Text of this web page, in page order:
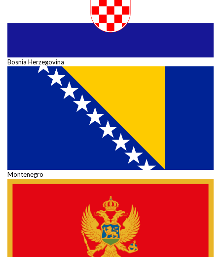
Bosnia Herzegovina
Montenegro